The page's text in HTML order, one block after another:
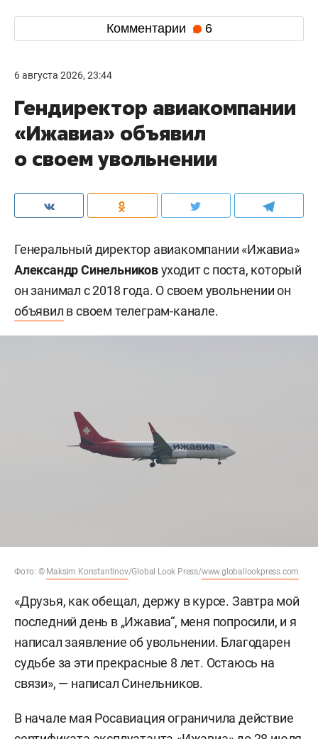
Комментарии 6
6 августа 2026, 23:44
Гендиректор авиакомпании
«Ижавиа» объявил
о своем увольнении
Генеральный директор авиакомпании «Ижавиа»
Александр Синельниковуходит с поста, который
он занимал с 2018 года. О своем увольнении он
объявил в своем телеграм-канале.
Фото: © Maksim Konstantinov/Global Look Press/www.globallookpress.com
«Друзья, как обещал, держу в курсе. Завтра мой
последний день в „Ижавиа“, меня попросили, и я
написал заявление об увольнении. Благодарен
судьбе за эти прекрасные 8 лет. Остаюсь на
связи», — написал Синельников.
В начале мая Росавиация ограничила действие